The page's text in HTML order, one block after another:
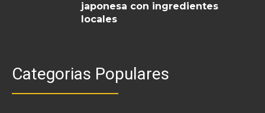
japonesa con ingredientes
locales
Categorias Populares